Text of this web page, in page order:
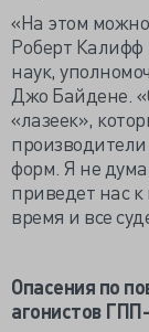
«На этом
Роберт Калифф
наук,
Джо Байдене.
«лазеек»,
форм. Я не
приведет нас к
время и все
Опасения по
агонистов